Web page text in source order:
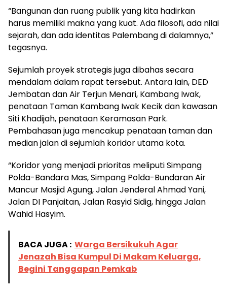
“Bangunan dan ruang publik yang kita hadirkan
harus memiliki makna yang kuat. Ada filosofi, ada nilai
sejarah, dan ada identitas Palembang di dalamnya,”
tegasnya.
Sejumlah proyek strategis juga dibahas secara
mendalam dalam rapat tersebut. Antara lain, DED
Jembatan dan Air Terjun Menari, Kambang Iwak,
penataan Taman Kambang Iwak Kecik dan kawasan
Siti Khadijah, penataan Keramasan Park.
Pembahasan juga mencakup penataan taman dan
median jalan di sejumlah koridor utama kota.
“Koridor yang menjadi prioritas meliputi Simpang
Polda-Bandara Mas, Simpang Polda-Bundaran Air
Mancur Masjid Agung, Jalan Jenderal Ahmad Yani,
Jalan DI Panjaitan, Jalan Rasyid Sidig, hingga Jalan
Wahid Hasyim.
BACA JUGA : Warga Bersikukuh Agar
Jenazah Bisa Kumpul Di Makam Keluarga,
Begini Tanggapan Pemkab